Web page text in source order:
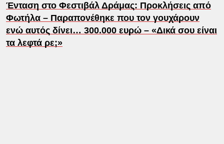
Ένταση στο Φεστιβάλ Δράμας: Προκλήσεις από
Φωτήλα – Παραπονέθηκε που τον γουχάρουν
ενώ αυτός δίνει… 300.000 ευρώ – «Δικά σου είναι
τα λεφτά ρε;»